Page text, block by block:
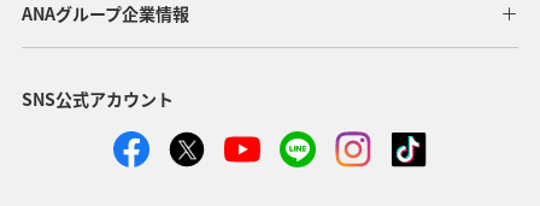
ANAグループ企業情報
SNS公式アカウント